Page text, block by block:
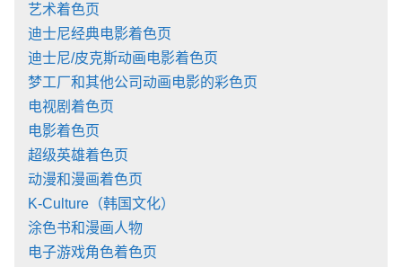
艺术着色页
迪士尼经典电影着色页
迪士尼/皮克斯动画电影着色页
梦工厂和其他公司动画电影的彩色页
电视剧着色页
电影着色页
超级英雄着色页
动漫和漫画着色页
K-Culture（韩国文化）
涂色书和漫画人物
电子游戏角色着色页